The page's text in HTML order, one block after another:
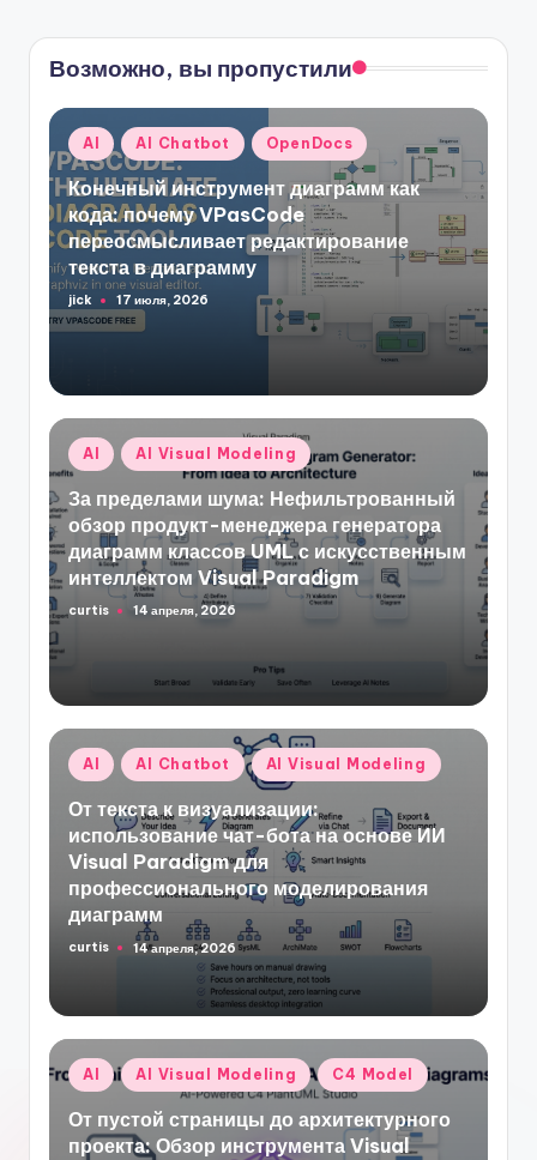
Возможно, вы пропустили
Опубликовано
в
AI AI Chatbot OpenDocs
Конечный инструмент диаграмм как
кода: почему VPasCode
переосмысливает редактирование
текста в диаграмму
Запись
от
jick 17 июля, 2026
Опубликовано
в
AI AI Visual Modeling
За пределами шума: Нефильтрованный
обзор продукт-менеджера генератора
диаграмм классов UML с искусственным
интеллектом Visual Paradigm
Запись
curtis 14 апреля, 2026
Опубликовано
AI AI Chatbot AI Visual Modeling
От текста к визуализации:
использование чат-бота на основе ИИ
Visual Paradigm для
профессионального моделирования
диаграмм
Запись
curtis 14 апреля, 2026
Опубликовано
AI AI Visual Modeling C4 Model
От пустой страницы до архитектурного
проекта: Обзор инструмента Visual